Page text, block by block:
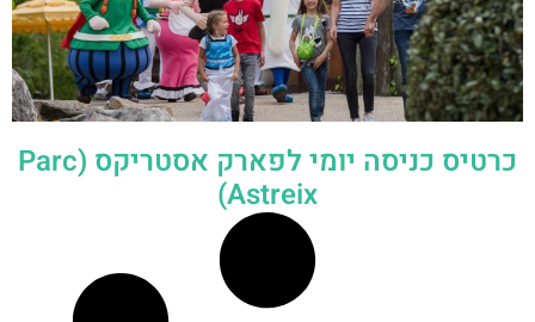
כרטיס כניסה יומי לפארק אסטריקס (Parc
Astreix)